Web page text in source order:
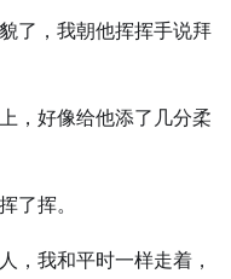
了，我朝他挥挥手说拜
，好像给他添了几分柔
了挥。
，我和平时一样走着，